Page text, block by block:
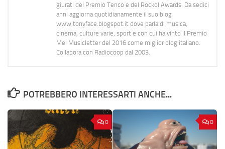
giurati del Premio Tenco e del Rockol Awards. Da sedici
anni aggiorna quotidianamente il suo blog
www.tonyface.blogspot.it dove parla di musica,
cinema, culture varie, sport e con cui ha vinto il Premio
Mei Musicletter del 2016 come miglior blog italiano.
Collabora con Radiocoop dal 2003.
POTREBBERO INTERESSARTI ANCHE...
0 0